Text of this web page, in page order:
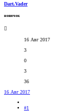
Dart.Vader
новичок
16 Авг 2017
3
0
3
36
16 Авг 2017
#1